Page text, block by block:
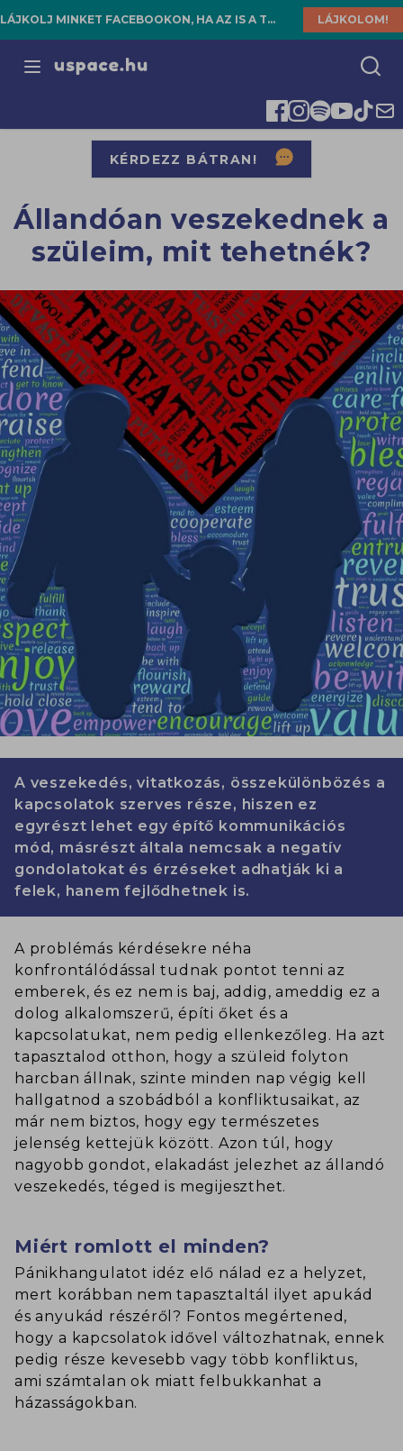
LÁJKOLJ MINKET FACEBOOKON, HA AZ IS A TE HELYED! LÁJKOLOM!
Open menu
KÉRDEZZ BÁTRAN!
Állandóan veszekednek a
szüleim, mit tehetnék?
A veszekedés, vitatkozás, összekülönbözés a
kapcsolatok szerves része, hiszen ez
egyrészt lehet egy építő kommunikációs
mód, másrészt általa nemcsak a negatív
gondolatokat és érzéseket adhatják ki a
felek, hanem fejlődhetnek is.
A problémás kérdésekre néha
konfrontálódással tudnak pontot tenni az
emberek, és ez nem is baj, addig, ameddig ez a
dolog alkalomszerű, építi őket és a
kapcsolatukat, nem pedig ellenkezőleg. Ha azt
tapasztalod otthon, hogy a szüleid folyton
harcban állnak, szinte minden nap végig kell
hallgatnod a szobádból a konfliktusaikat, az
már nem biztos, hogy egy természetes
jelenség kettejük között. Azon túl, hogy
nagyobb gondot, elakadást jelezhet az állandó
veszekedés, téged is megijeszthet.
Miért romlott el minden?
Pánikhangulatot idéz elő nálad ez a helyzet,
mert korábban nem tapasztaltál ilyet apukád
és anyukád részéről? Fontos megértened,
hogy a kapcsolatok idővel változhatnak, ennek
pedig része kevesebb vagy több konfliktus,
ami számtalan ok miatt felbukkanhat a
házasságokban.